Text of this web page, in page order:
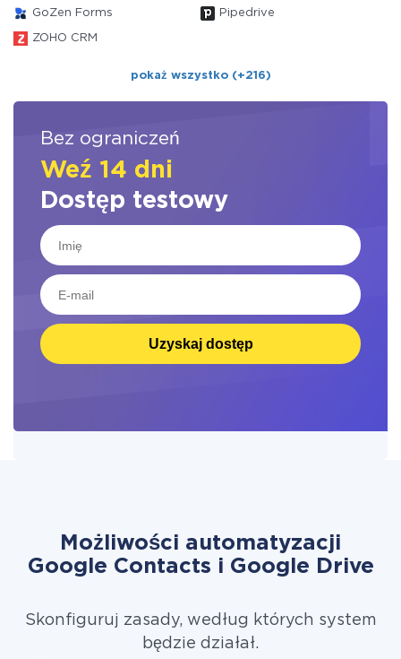
GoZen Forms Pipedrive
ZOHO CRM
pokaż wszystko (+216)
Bez ograniczeń
Weź 14 dni
Dostęp testowy
Uzyskaj dostęp
Możliwości automatyzacji
Google Contacts i Google Drive
Skonfiguruj zasady, według których system
będzie działał.